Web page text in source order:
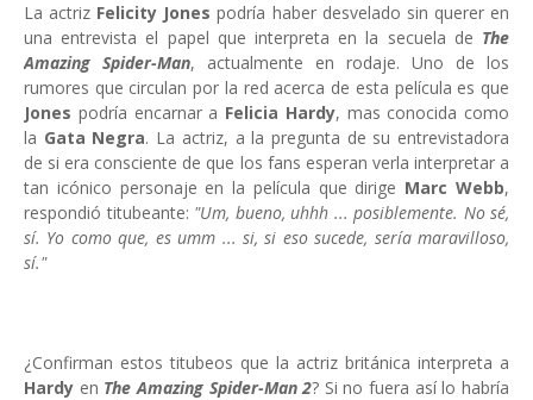
La actriz Felicity Jonespodría haber desvelado sin querer en
una entrevista el papel que interpreta en la secuela de The
Amazing Spider-Man, actualmente en rodaje. Uno de los
rumores que circulan por la red acerca de esta película es que
Jones podría encarnar a Felicia Hardy, mas conocida como
la Gata Negra. La actriz, a la pregunta de su entrevistadora
de si era consciente de que los fans esperan verla interpretar a
tan icónico personaje en la película que dirige Marc Webb,
respondió titubeante: "Um, bueno, uhhh ... posiblemente. No sé,
sí. Yo como que, es umm ... si, si eso sucede, sería maravilloso,
sí."
¿Confirman estos titubeos que la actriz británica interpreta a
Hardy en The Amazing Spider-Man 2? Si no fuera así lo habría